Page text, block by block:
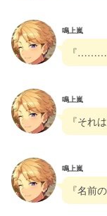
鳴上嵐
『………
鳴上嵐
『それ
鳴上嵐
『名前